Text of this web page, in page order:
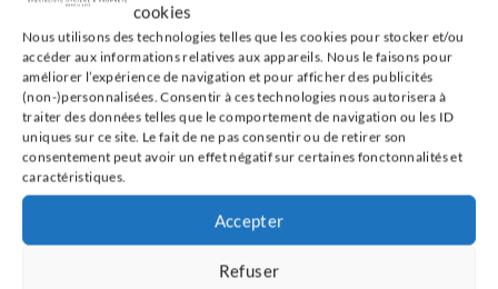
cookies
Nous utilisons des technologies telles que les cookies pour stocker et/ou
accéder aux informations relatives aux appareils. Nous le faisons pour
améliorer l’expérience de navigation et pour afficher des publicités
(non-)personnalisées. Consentir à ces technologies nous autorisera à
traiter des données telles que le comportement de navigation ou les ID
uniques sur ce site. Le fait de ne pas consentir ou de retirer son
consentement peut avoir un effet négatif sur certaines fonctonnalités et
caractéristiques.
Accepter
Refuser